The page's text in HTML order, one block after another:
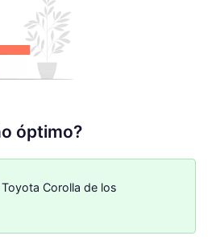
óptimo?
Corolla de los